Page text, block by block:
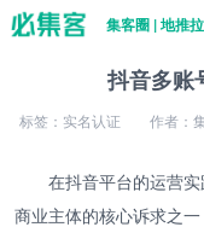
集客圈 | 地推
抖音多账
标签：实名认证 作者：
在抖音平台的运营
商业主体的核心诉求之